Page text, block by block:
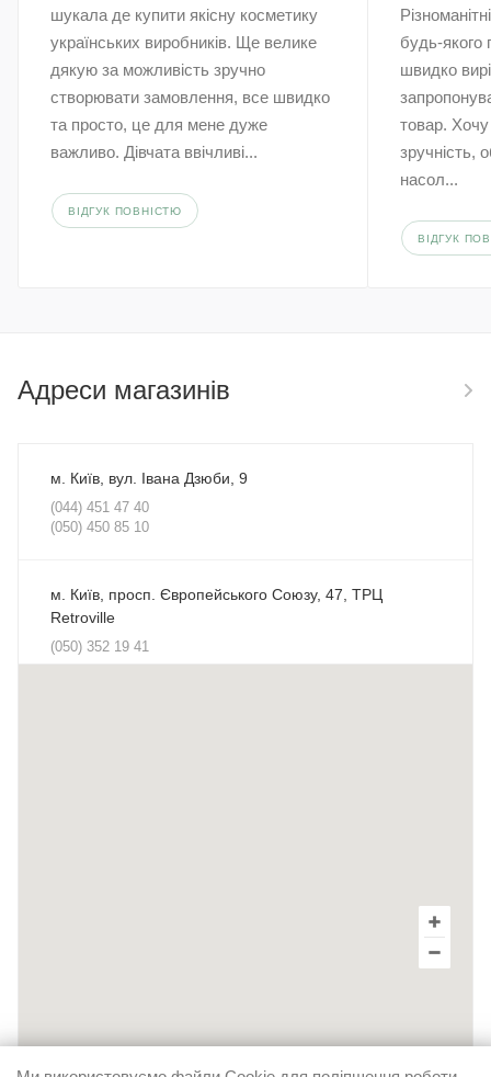
шукала де купити якісну косметику
українських виробників. Ще велике
дякую за можливість зручно
створювати замовлення, все швидко
та просто, це для мене дуже
важливо. Дівчата ввічливі...
ВІДГУК ПОВНІСТЮ
будь-якого
швидко
товар.
зручність,
насол...
ВІДГУК
Адреси магазинів
м. Київ, вул. Івана Дзюби, 9
(044) 451 47 40
(050) 450 85 10
м. Київ, просп. Європейського Союзу, 47, ТРЦ
Retroville
(050) 352 19 41